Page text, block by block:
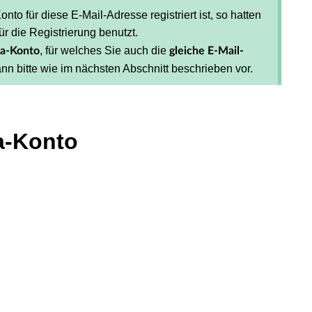
für diese E-Mail-Adresse registriert ist, so hatten
die Registrierung benutzt.
Konto, für welches Sie auch die gleiche E-Mail-
bitte wie im nächsten Abschnitt beschrieben vor.
Konto